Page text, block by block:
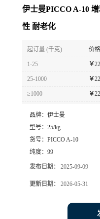
伊士曼PICCO A-10
性 耐老化
起订量 (千克) 价格
1-25 ￥
25-1000 ￥
≥1000 ￥
品牌： 伊士曼
型号： 25/kg
货号： PICCO A-10
纯度： 99
发布日期： 2025-09-09
更新日期： 2026-05-31